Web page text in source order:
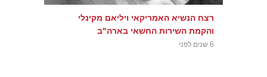
רצח הנשיא האמריקאי ויליאם מקינלי
והקמת השירות החשאי בארה"ב
6 שנים לפני